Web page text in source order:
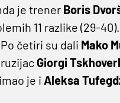
je trener Boris
11 razlike (29-40).
četiri su dali Mako
Giorgi
je i Aleksa